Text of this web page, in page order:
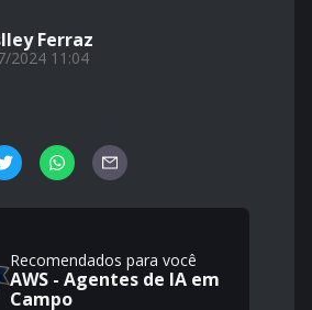
Ferraz
2024 11:04
Recomendados para você
AWS - Agentes de IA em
Campo